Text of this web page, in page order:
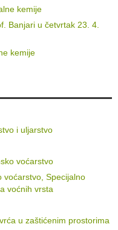
kemije
Banjari u četvrtak 23. 4.
kemije
i uljarstvo
voćarstvo
voćarstvo, Specijalno
voćnih vrsta
u zaštićenim prostorima